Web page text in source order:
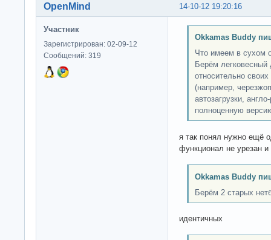
14-10-12 19:20:16
OpenMind
Участник
Зарегистрирован: 02-09-12
Сообщений: 319
Okkamas Buddy
Что имеем в сухом
Берём легковесный
относительно
(например,
автозагрузки,
полноценную
я так понял нужно ещё
функционал не урезан
Okkamas Buddy
Берём 2 старых
идентичных